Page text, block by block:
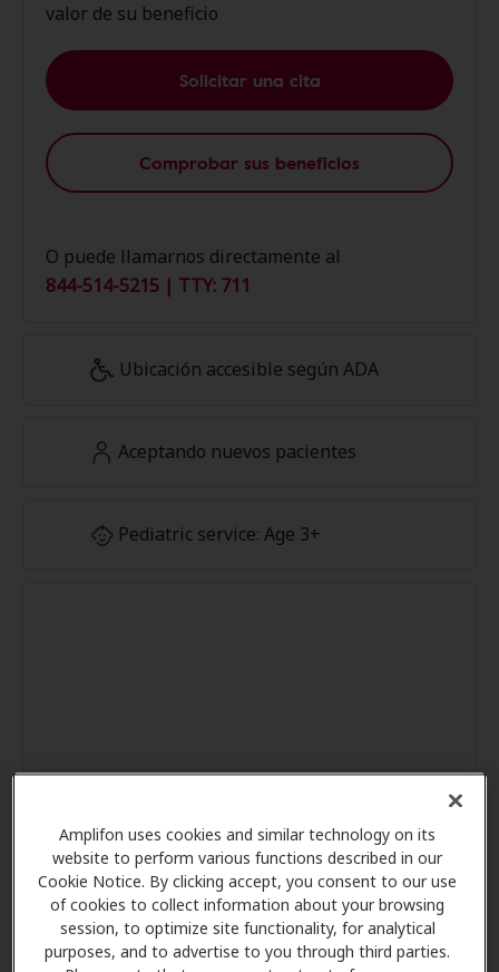
Amplifon uses cookies and similar technology on its
website to perform various functions described in our
Cookie Notice. By clicking accept, you consent to our use
of cookies to collect information about your browsing
session, to optimize site functionality, for analytical
purposes, and to advertise to you through third parties.
valor de su beneficio
Solicitar una cita
Comprobar sus beneficios
O puede llamarnos directamente al
844-514-5215 | TTY: 711
Ubicación accesible según ADA
Aceptando nuevos pacientes
Pediatric service: Age 3+